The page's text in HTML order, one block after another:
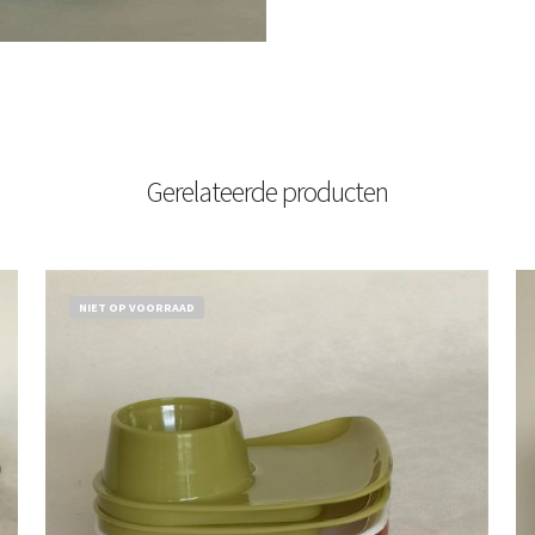
Gerelateerde producten
NIET OP VOORRAAD